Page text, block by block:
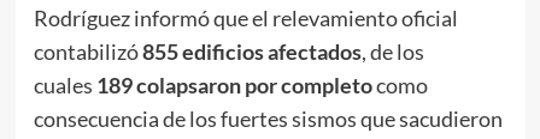
Rodríguez informó que el relevamiento oficial
contabilizó855 edificios afectados, de los
cuales 189 colapsaron por completocomo
consecuencia de los fuertes sismos que sacudieron